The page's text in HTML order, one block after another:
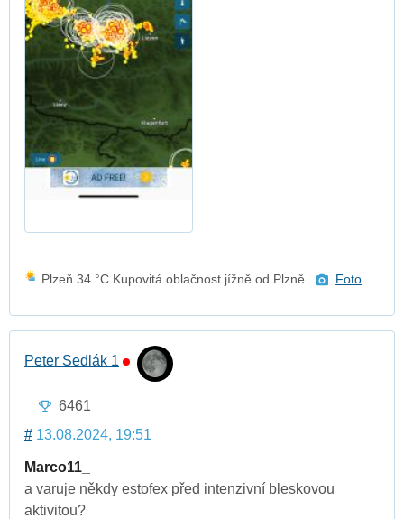
Plzeň 34 °C Kupovitá oblačnost jížně od Plzně Foto
Peter Sedlák 1
6461
# 13.08.2024, 19:51
Marco11_
a varuje někdy estofex před intenzivní bleskovou
aktivitou?